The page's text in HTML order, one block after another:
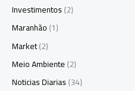
Investimentos(2)
Maranhão(1)
Market(2)
Meio Ambiente(2)
Noticias Diarias(34)